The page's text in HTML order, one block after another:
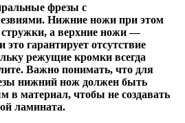
фрезы с
Нижние ножи при этом
а верхние ножи —
гарантирует отсутствие
режущие кромки всегда
Важно понимать, что для
нижний нож должен быть
в материал, чтобы не создавать
ламината.